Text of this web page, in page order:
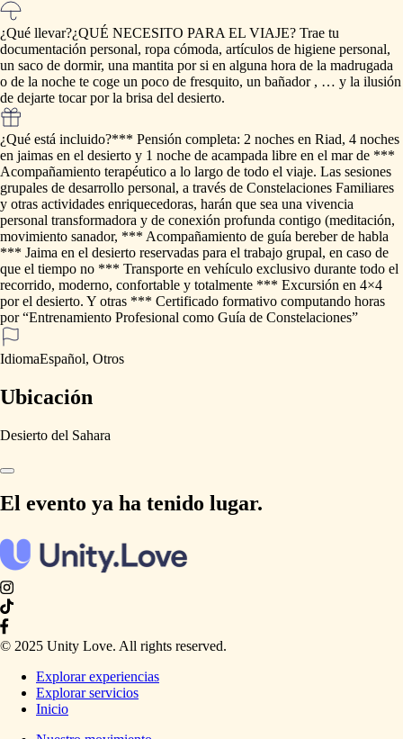
¿Qué llevar?¿QUÉ NECESITO PARA EL VIAJE? Trae tu
documentación personal, ropa cómoda, artículos de higiene personal,
un saco de dormir, una mantita por si en alguna hora de la madrugada
o de la noche te coge un poco de fresquito, un bañador , … y la ilusión
de dejarte tocar por la brisa del desierto.
¿Qué está incluido?*** Pensión completa: 2 noches en Riad, 4 noches
en jaimas en el desierto y 1 noche de acampada libre en el mar de ***
Acompañamiento terapéutico a lo largo de todo el viaje. Las sesiones
grupales de desarrollo personal, a través de Constelaciones Familiares
y otras actividades enriquecedoras, harán que sea una vivencia
personal transformadora y de conexión profunda contigo (meditación,
movimiento sanador, *** Acompañamiento de guía bereber de habla
*** Jaima en el desierto reservadas para el trabajo grupal, en caso de
que el tiempo no *** Transporte en vehículo exclusivo durante todo el
recorrido, moderno, confortable y totalmente *** Excursión en 4×4
por el desierto. Y otras *** Certificado formativo computando horas
por “Entrenamiento Profesional como Guía de Constelaciones”
IdiomaEspañol, Otros
Ubicación
Desierto del Sahara
El evento ya ha tenido lugar.
© 2025 Unity Love. All rights reserved.
Explorar experiencias
Explorar servicios
Inicio